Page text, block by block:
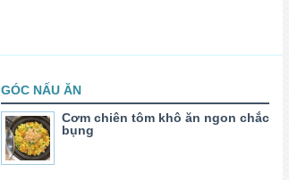
GÓC NẤU ĂN
Cơm chiên tôm khô ăn ngon chắc
bụng